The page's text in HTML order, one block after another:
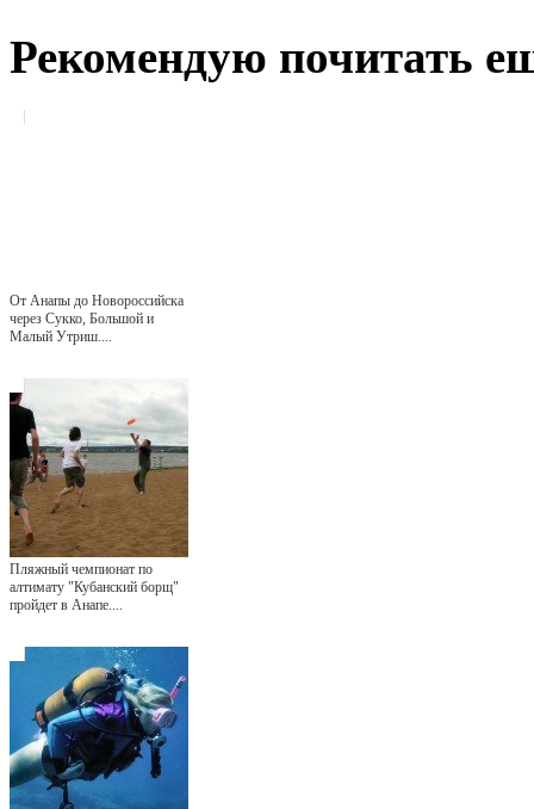
Рекомендую почитать
От Анапы до Новороссийска
через Сукко, Большой и
Малый Утриш....
Пляжный чемпионат по
алтимату "Кубанский борщ"
пройдет в Анапе....